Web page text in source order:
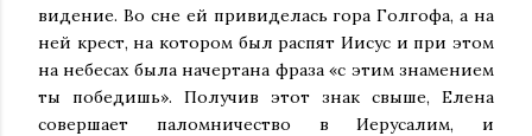
видение. Во сне ей привиделась гора Голгофа, а на
ней крест, на котором был распят Иисус и при этом
на небесах была начертана фраза «с этим знамением
ты победишь». Получив этот знак свыше, Елена
совершает паломничество в Иерусалим, и